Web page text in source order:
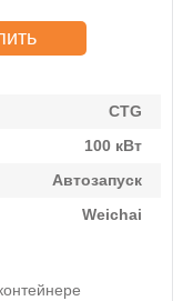
CTG
100 кВт
Автозапуск
Weichai